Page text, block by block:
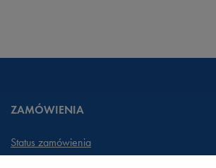
ZAMÓWIENIA
Status zamówienia